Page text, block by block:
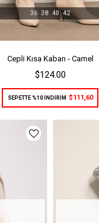
Cepli Kısa Kaban - Camel
$124.00
36 38 40 42
SEPETTE %10 İNDİRİM $111,60